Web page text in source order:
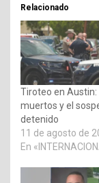
Relacionado
Tiroteo en Austin:
muertos y el
detenido
11 de agosto de
En